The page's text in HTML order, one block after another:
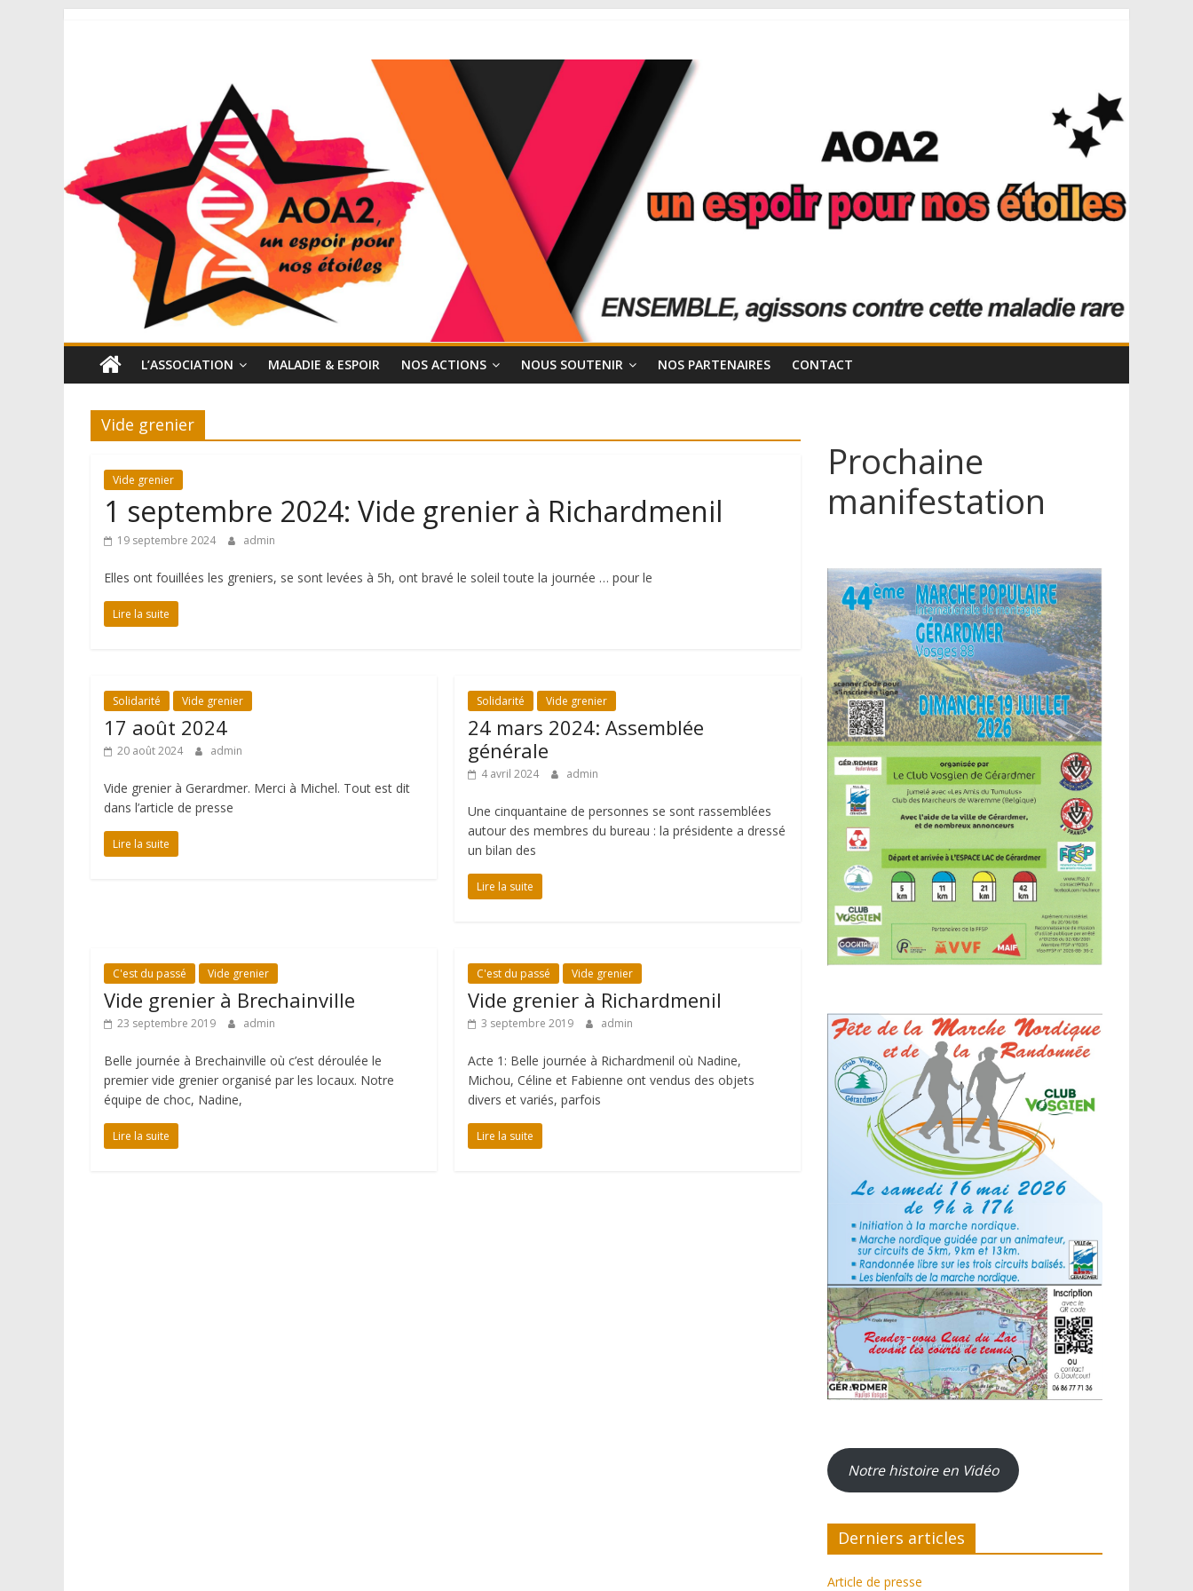
L’ASSOCIATION MALADIE & ESPOIR NOS ACTIONS NOUS SOUTENIR NOS PARTENAIRES CONTACT
Vide grenier
Vide grenier
1 septembre 2024: Vide grenier à Richardmenil
19 septembre 2024 admin
Elles ont fouillées les greniers, se sont levées à 5h, ont bravé le soleil toute la journée … pour le
Lire la suite
Solidarité Vide grenier
17 août 2024
20 août 2024 admin
Vide grenier à Gerardmer. Merci à Michel. Tout est dit
dans l’article de presse
Lire la suite
Solidarité Vide grenier
24 mars 2024: Assemblée
générale
4 avril 2024 admin
Une cinquantaine de personnes se sont rassemblées
autour des membres du bureau : la présidente a dressé
un bilan des
Lire la suite
C'est du passé Vide grenier
Vide grenier à Brechainville
23 septembre 2019 admin
Belle journée à Brechainville où c’est déroulée le
premier vide grenier organisé par les locaux. Notre
équipe de choc, Nadine,
Lire la suite
C'est du passé Vide grenier
Vide grenier à Richardmenil
3 septembre 2019 admin
Acte 1: Belle journée à Richardmenil où Nadine,
Michou, Céline et Fabienne ont vendus des objets
divers et variés, parfois
Lire la suite
Prochaine
manifestation
Notre histoire en Vidéo
Derniers articles
Article de presse